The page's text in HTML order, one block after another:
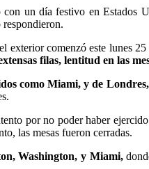
un día festivo en
respondieron.
exterior comenzó este lunes
filas, lentitud en las
como Miami, y de
por no poder haber
las mesas fueron cerradas.
Washington, y Miami,